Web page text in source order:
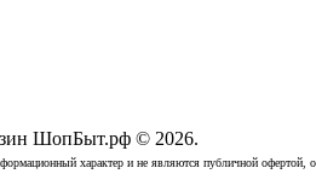
ШопБыт.рф © 2026.
характер и не являются публичной